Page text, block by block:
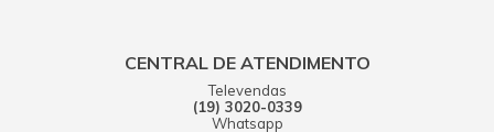
CENTRAL DE ATENDIMENTO
Televendas
(19) 3020-0339
Whatsapp